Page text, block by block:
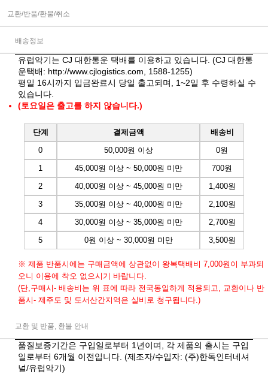
교환/반품/환불/취소
배송정보
유럽악기는 CJ 대한통운 택배를 이용하고 있습니다. (CJ 대한통
운택배: http://www.cjlogistics.com , 1588-1255)
평일 16시까지 입금완료시 당일 출고되며, 1~2일 후 수령하실 수
있습니다.
(토요일은 출고를 하지 않습니다.)
단계 결제금액
배송비
0
50,000원 이상
0원
1
45,000원 이상 ~ 50,000원 미만
700원
2
40,000원 이상 ~ 45,000원 미만
1,400원
3
35,000원 이상 ~ 40,000원 미만
2,100원
4
30,000원 이상 ~ 35,000원 미만
2,700원
5
0원 이상 ~ 30,000원 미만 3,500원
※ 제품 반품시에는 구매금액에 상관없이 왕복택배비 7,000원이 부과되
오니 이용에 착오 없으시기 바랍니다.
(단,구매시- 배송비는 위 표에 따라 전국동일하게 적용되고, 교환이나 반
품시- 제주도 및 도서산간지역은 실비로 청구됩니다.)
교환 및 반품, 환불 안내
품질보증기간은 구입일로부터 1년이며, 각 제품의 출시는 구입
일로부터 6개월 이전입니다. (제조자/수입자: (주)한독인터네셔
널/유럽악기)